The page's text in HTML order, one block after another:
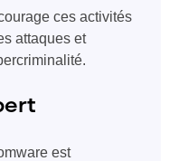
ces activités
attaques et
est